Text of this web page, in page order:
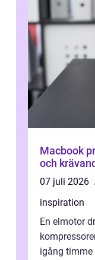
Macbook
och
07 juli 2026
inspiration
En elmotor
igång